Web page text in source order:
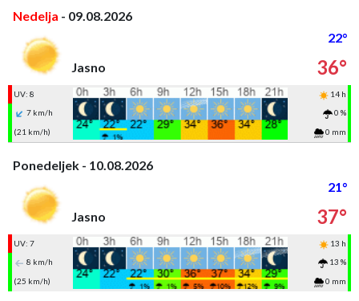
Nedelja - 09.08.2026
22°
Jasno
36°
UV: 8
14 h
7 km/h
0 %
(21 km/h)
0 mm
Ponedeljek - 10.08.2026
21°
Jasno
37°
UV: 7
13 h
8 km/h
13 %
(25 km/h)
0 mm